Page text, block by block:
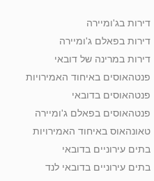
דירות בג'ומיירה
דירות בפאלם ג'ומיירה
דירות במרינה של דובאי
פנטהאוסים באיחוד האמירויות
פנטהאוסים בדובאי
פנטהאוסים בפאלם ג'ומיירה
טאונהאוס באיחוד האמירויות
בתים עירוניים בדובאי
בתים עירוניים בדובאי לנד